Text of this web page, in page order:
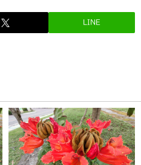
LINE